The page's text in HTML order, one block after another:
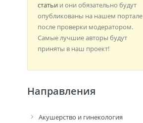
статьи и они обязательно будут
опубликованы на нашем портале
после проверки модератором.
Самые лучшие авторы будут
приняты в наш проект!
Направления
Акушерство и гинекология